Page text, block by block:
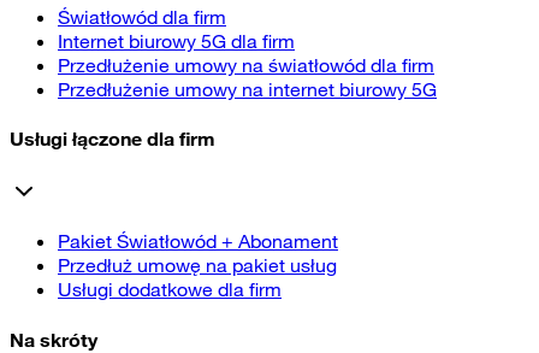
Światłowód dla firm
Internet biurowy 5G dla firm
Przedłużenie umowy na światłowód dla firm
Przedłużenie umowy na internet biurowy 5G
Usługi łączone dla firm
Pakiet Światłowód + Abonament
Przedłuż umowę na pakiet usług
Usługi dodatkowe dla firm
Na skróty